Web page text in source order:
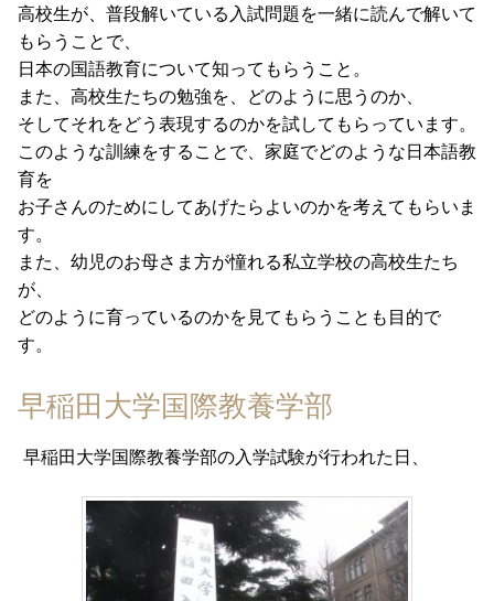
高校生が、普段解いている入試問題を一緒に読んで解いて
もらうことで、
日本の国語教育について知ってもらうこと。
また、高校生たちの勉強を、どのように思うのか、
そしてそれをどう表現するのかを試してもらっています。
このような訓練をすることで、家庭でどのような日本語教
育を
お子さんのためにしてあげたらよいのかを考えてもらいま
す。
また、幼児のお母さま方が憧れる私立学校の高校生たち
が、
どのように育っているのかを見てもらうことも目的で
す。
早稲田大学国際教養学部
早稲田大学国際教養学部の入学試験が行われた日、